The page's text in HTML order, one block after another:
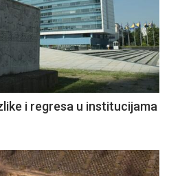
i regresa u institucijama